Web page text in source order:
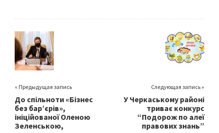
o
o
k
er
« Предыдущая запись
До спільноти «Бізнес
без бар’єрів»,
ініційованої Оленою
Зеленською,
Следующая запись »
У Черкаському районі
триває конкурс
“Подорож по алеї
правових знань”